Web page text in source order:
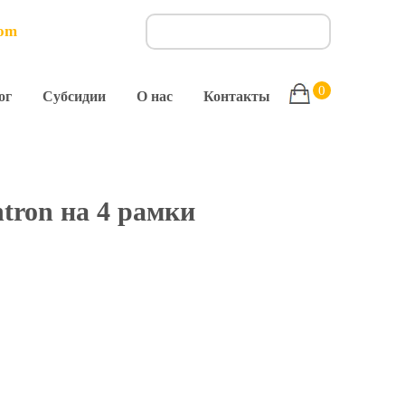
Субсидии О нас Контакты 0
на 4 рамки